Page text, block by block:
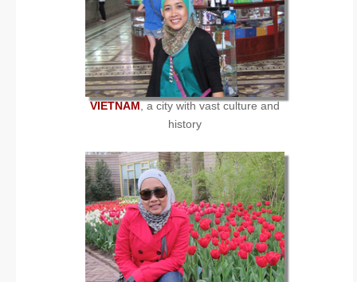
VIETNAM, a city with vast culture and
history